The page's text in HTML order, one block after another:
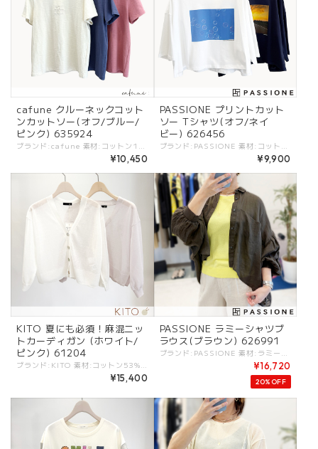
cafune クルーネックコット
ンカットソー(オフ/ブルー/
ピンク) 635924
ブランド:cafune 素材:コットン100%. カラー:・オフ ・ブルー ・ピンク サイズ:[38]. 肩幅:37.6cm/バスト:96cm/着丈:55cm/袖丈:17.5cm/ - シンプルシルエットが嬉しい丸首半袖Tシャツ。 しっかりとしたコットン素材で夏から秋冬のインナーとしてもオススメ！ 胸元の同系色の生地ロゴがポイント。 #cafune #カフネ #ROBE #ローブ -cafune- トレンド感を軸にアクセントの効いたデザインと、ベーシックなバランスがポイントのブランド ※商品カラーは撮影時の光や閲覧環境によって、実際の商品と若干異なる場合がございます。 ※平置き採寸となりますので、多少の誤差が生じる場合がございます。 ※タグ記載の注意事項、洗濯表示を必ずお読みください。 ☆その他気になる点はお気軽にご連絡ください☆ cafune-535924
¥10,450
PASSIONE プリントカット
ソー Tシャツ(オフ/ネイ
ビー) 626456
ブランド:PASSIONE 素材:コットン100%. カラー:・オフ ・ネイビー サイズ:[38].肩幅:65cm/バスト:66.5cm/着丈:50cm/袖丈:23.5cm/ - ゆったりとしたシルエットにすっきりとした着丈のシルエット。 スタイルアップして見えるスタイリングに！ オフにはシャボン玉、ネイビーには夕焼けのフォトプリント。 #PASSIONE #パシオーネ #ROBE #ローブ -PASSIONE- トレンド感を軸にアクセントの効いたデザインと、ベーシックなバランスがポイントのブランド ※商品カラーは撮影時の光や閲覧環境によって、実際の商品と若干異なる場合がございます。 ※平置き採寸となりますので、多少の誤差が生じる場合がございます。 ※タグ記載の注意事項、洗濯表示を必ずお読みください。 ☆その他気になる点はお気軽にご連絡ください☆ passione-626991
¥9,900
KITO 夏にも必須！麻混ニッ
トカーディガン (ホワイト/
ピンク) 61204
¥15,400
PASSIONE ラミーシャツブ
ラウス(ブラウン) 626991
¥16,720
20%OFF